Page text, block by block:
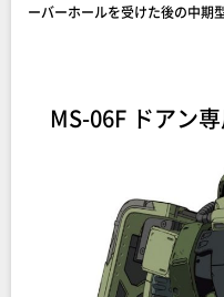
ーバーホールを受けた後の中期
MS-06F ドアン